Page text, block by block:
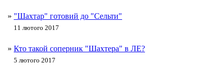
» "Шахтар" готовий до "Сельти"
11 лютого 2017
» Кто такой соперник "Шахтера" в ЛЕ?
5 лютого 2017